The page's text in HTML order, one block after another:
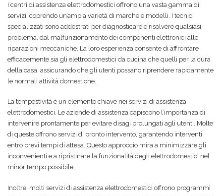
I centri di assistenza elettrodomestici offrono una vasta gamma di
servizi, coprendo un’ampia varietà di marche e modelli. I tecnici
specializzati sono addestrati per diagnosticare e risolvere qualsiasi
problema, dal malfunzionamento dei componenti elettronici alle
riparazioni meccaniche. La loro esperienza consente di affrontare
efficacemente sia gli elettrodomestici da cucina che quelli per la cura
della casa, assicurando che gli utenti possano riprendere rapidamente
le normali attività domestiche.
La tempestività è un elemento chiave nei servizi di assistenza
elettrodomestici. Le aziende di assistenza capiscono l’importanza di
intervenire prontamente per evitare disagi prolungati agli utenti. Molte
di queste offrono servizi di pronto intervento, garantendo interventi
entro brevi tempi di attesa. Questo approccio mira a minimizzare gli
inconvenienti e a ripristinare la funzionalità degli elettrodomestici nel
minor tempo possibile.
Inoltre, molti servizi di assistenza elettrodomestici offrono programmi